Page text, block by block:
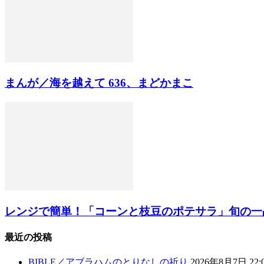
まんが／海を越えて 636、まどかまこ
レンジで簡単！「コーンと枝豆のポテサラ」旬の
最近の投稿